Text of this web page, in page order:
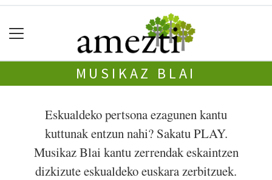
MUSIKAZ BLAI
Eskualdeko pertsona ezagunen kantu
kuttunak entzun nahi? Sakatu PLAY.
Musikaz Blai kantu zerrendak eskaintzen
dizkizute eskualdeko euskara zerbitzuek.